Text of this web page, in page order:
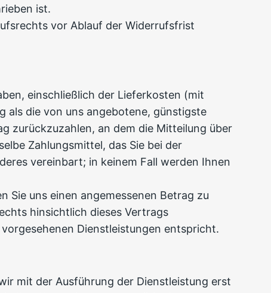
ist.
vor Ablauf der Widerrufsfrist
einschließlich der Lieferkosten (mit
als die von uns angebotene, günstigste
zurückzuzahlen, an dem die Mitteilung über
Zahlungsmittel, das Sie bei der
vereinbart; in keinem Fall werden Ihnen
Sie uns einen angemessenen Betrag zu
hinsichtlich dieses Vertrags
Dienstleistungen entspricht.
mit der Ausführung der Dienstleistung erst